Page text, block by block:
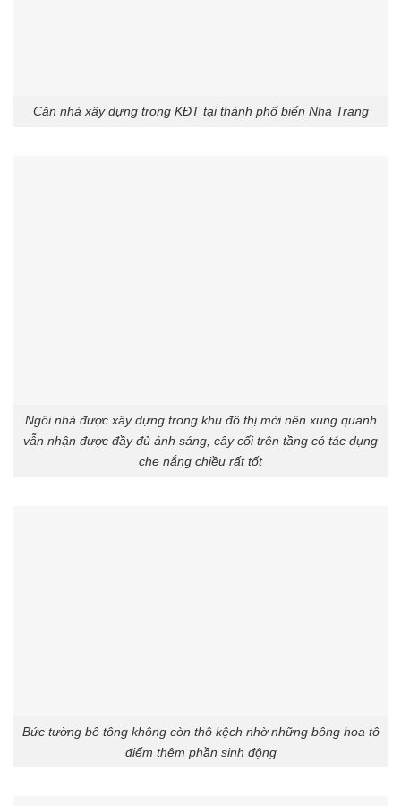
Căn nhà xây dựng trong KĐT tại thành phố biển Nha Trang
Ngôi nhà được xây dựng trong khu đô thị mới nên xung quanh
vẫn nhận được đầy đủ ánh sáng, cây cối trên tầng có tác dụng
che nắng chiều rất tốt
Bức tường bê tông không còn thô kệch nhờ những bông hoa tô
điểm thêm phần sinh động